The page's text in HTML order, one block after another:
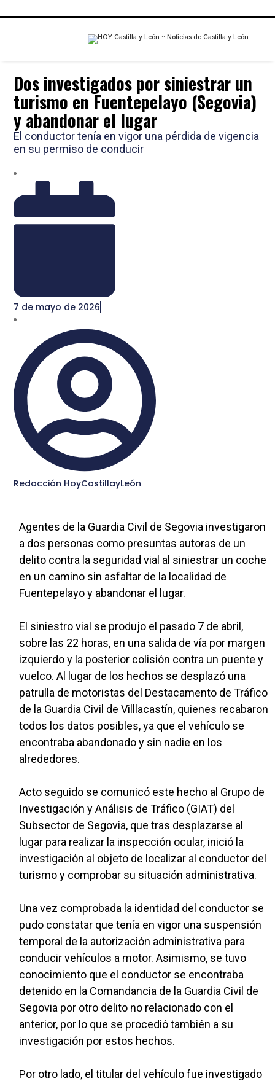
Dos investigados por siniestrar un
turismo en Fuentepelayo (Segovia)
y abandonar el lugar
El conductor tenía en vigor una pérdida de vigencia
en su permiso de conducir
7 de mayo de 2026
Redacción HoyCastillayLeón
Agentes de la Guardia Civil de Segovia investigaron
a dos personas como presuntas autoras de un
delito contra la seguridad vial al siniestrar un coche
en un camino sin asfaltar de la localidad de
Fuentepelayo y abandonar el lugar.
El siniestro vial se produjo el pasado 7 de abril,
sobre las 22 horas, en una salida de vía por margen
izquierdo y la posterior colisión contra un puente y
vuelco. Al lugar de los hechos se desplazó una
patrulla de motoristas del Destacamento de Tráfico
de la Guardia Civil de Villlacastín, quienes recabaron
todos los datos posibles, ya que el vehículo se
encontraba abandonado y sin nadie en los
alrededores.
Acto seguido se comunicó este hecho al Grupo de
Investigación y Análisis de Tráfico (GIAT) del
Subsector de Segovia, que tras desplazarse al
lugar para realizar la inspección ocular, inició la
investigación al objeto de localizar al conductor del
turismo y comprobar su situación administrativa.
Una vez comprobada la identidad del conductor se
pudo constatar que tenía en vigor una suspensión
temporal de la autorización administrativa para
conducir vehículos a motor. Asimismo, se tuvo
conocimiento que el conductor se encontraba
detenido en la Comandancia de la Guardia Civil de
Segovia por otro delito no relacionado con el
anterior, por lo que se procedió también a su
investigación por estos hechos.
Por otro lado, el titular del vehículo fue investigado